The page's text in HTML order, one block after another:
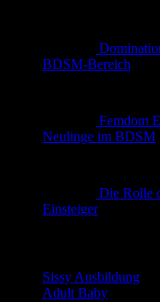
BDSM-Bereich
Femdom
Neulinge im BDSM
Die Rolle
Einsteiger
Sissy Ausbildung
Adult Baby